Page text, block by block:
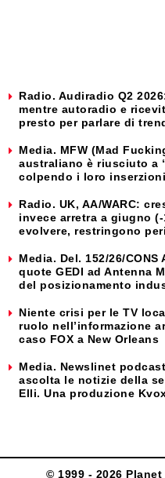
Radio. Audiradio Q2
mentre autoradio e
presto per parlare di
Media. MFW (Mad
australiano è riusciuto a
colpendo i loro
Radio. UK, AA/WARC:
invece arretra a giugno
evolvere, restringono
Media. Del. 152/26/
quote GEDI ad Antenna
del posizionamento
Niente crisi per le TV
ruolo nell’informazione
caso FOX a New Orleans
Media. Newslinet
ascolta le notizie della
Elli. Una produzione
© 1999 - 2026 Planet